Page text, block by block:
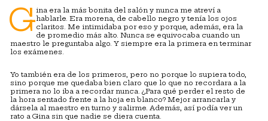
Gina era la más bonita del salón y nunca me atreví a
hablarle. Era morena, de cabello negro y tenía los ojos
claritos. Me intimidaba por eso y porque, además, era la
de promedio más alto. Nunca se equivocaba cuando un
maestro le preguntaba algo. Y siempre era la primera en terminar
los exámenes.
Yo también era de los primeros, pero no porque lo supiera todo,
sino porque me quedaba bien claro que lo que no recordara a la
primera no lo iba a recordar nunca. ¿Para qué perder el resto de
la hora sentado frente a la hoja en blanco? Mejor arrancarla y
dársela al maestro en turno y salirme. Además, así podía ver un
rato a Gina sin que nadie se diera cuenta.